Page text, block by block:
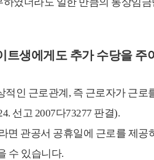
트생에게도 추가 수당을 주
인 근로관계, 즉 근로자가 근
선고 2007다73277 판결).
면 관공서 공휴일에 근로를 제
수 있습니다.